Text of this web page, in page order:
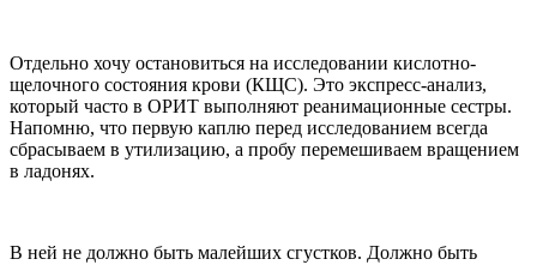
Отдельно хочу остановиться на исследовании кислотно-
щелочного состояния крови (КЩС). Это экспресс-анализ,
который часто в ОРИТ выполняют реанимационные сестры.
Напомню, что первую каплю перед исследованием всегда
сбрасываем в утилизацию, а пробу перемешиваем вращением
в ладонях.
В ней не должно быть малейших сгустков. Должно быть